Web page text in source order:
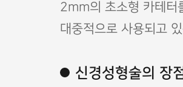
2mm의 초소형 카테터
대중적으로 사용되고
신경성형술의 장